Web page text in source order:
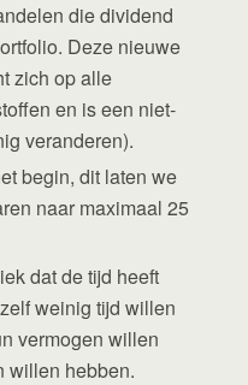
die dividend
Deze nieuwe
zich op alle
en is een niet-
veranderen).
begin, dit laten we
naar maximaal 25
dat de tijd heeft
weinig tijd willen
vermogen willen
willen hebben.